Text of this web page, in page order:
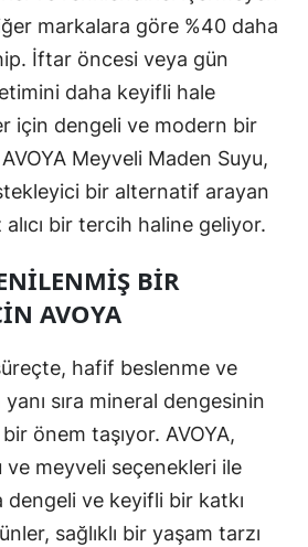
markalara göre %40 daha
İftar öncesi veya gün
daha keyifli hale
için dengeli ve modern bir
Meyveli Maden Suyu,
bir alternatif arayan
bir tercih haline geliyor.
BIR
AVOYA
hafif beslenme ve
yanı sıra mineral dengesinin
önem taşıyor. AVOYA,
meyveli seçenekleri ile
dengeli ve keyifli bir katkı
sağlıklı bir yaşam tarzı